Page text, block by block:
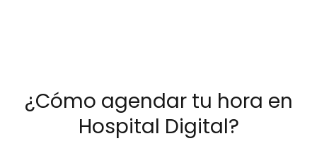
¿Cómo agendar tu hora en
Hospital Digital?